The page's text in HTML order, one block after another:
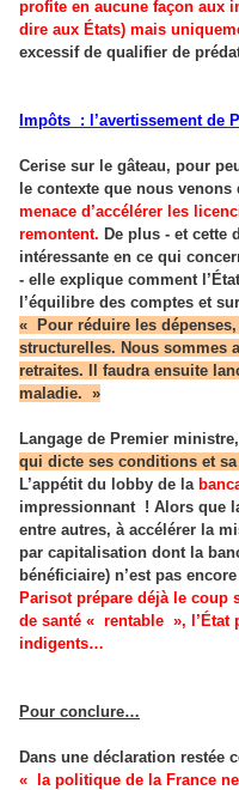
profite en aucune façon aux
dire aux États) mais
excessif de qualifier de
Impôts : l’avertissement de
Cerise sur le gâteau, pour
le contexte que nous venons
menace d’accélérer les
remontent. De plus - et cette
intéressante en ce qui
- elle explique comment
l’équilibre des comptes et
« Pour réduire les
structurelles. Nous sommes
retraites. Il faudra ensuite
maladie. »
Langage de Premier
qui dicte ses conditions et
L’appétit du lobby de la
impressionnant ! Alors que
entre autres, à accélérer la
par capitalisation dont la
bénéficiaire) n’est pas
Parisot prépare déjà le coup
de santé « rentable », l’État
indigents…
Pour conclure…
Dans une déclaration restée
« la politique de la France